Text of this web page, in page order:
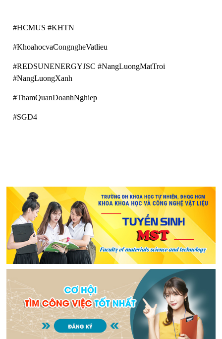
#HCMUS #KHTN
#KhoahocvaCongngheVatlieu
#REDSUNENERGYJSC #NangLuongMatTroi
#NangLuongXanh
#ThamQuanDoanhNghiep
#SGD4